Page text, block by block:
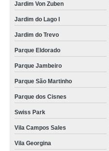
Jardim Von Zuben
Jardim do Lago I
Jardim do Trevo
Parque Eldorado
Parque Jambeiro
Parque São Martinho
Parque dos Cisnes
Swiss Park
Vila Campos Sales
Vila Georgina